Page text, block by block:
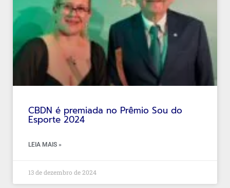
CBDN é premiada no Prêmio Sou do
Esporte 2024
LEIA MAIS »
13 de dezembro de 2024